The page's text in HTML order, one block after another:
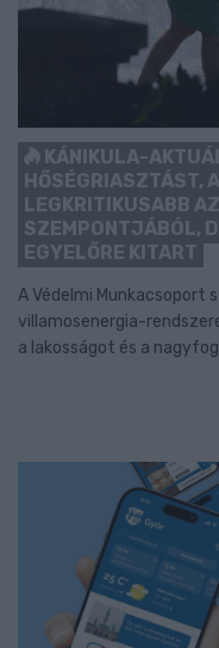
KÁNIKULA-
HŐSÉGRIASZTÁST,
LEGKRITIKUSABB
SZEMPONTJÁBÓL,
EGYELŐRE KITART
A Védelmi Munkacsoport
villamosenergia-
a lakosságot és a